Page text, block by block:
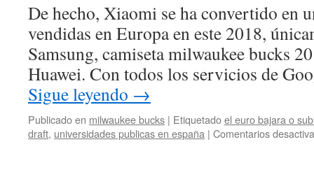
De hecho, Xiaomi se ha convertido en
vendidas en Europa en este 2018,
Samsung, camiseta milwaukee bucks
Huawei. Con todos los servicios de
Sigue leyendo →
Publicado en milwaukee bucks | Etiquetadoel euro bajara o
draft, universidades publicas en españa | Comentarios